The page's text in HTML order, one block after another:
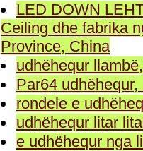
LED DOWN
Ceiling dhe fabrika
Province, China
udhëhequr
Par64
rondele e
udhëhequr litar
e udhëhequr nga